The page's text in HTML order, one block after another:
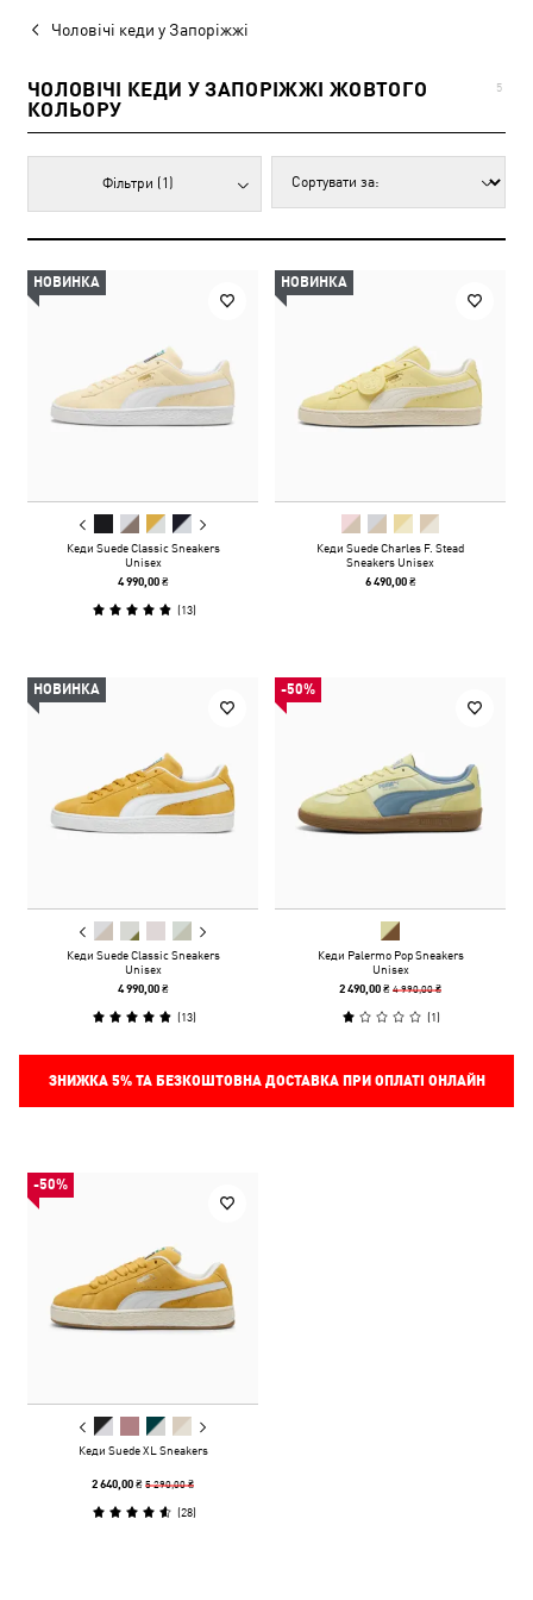
Чоловічі кеди у Запоріжжі
ЧОЛОВІЧІ КЕДИ У ЗАПОРІЖЖІ ЖОВТОГО
КОЛЬОРУ
5
Фільтри (1)
НОВИНКА
Кеди Suede Classic Sneakers
Unisex
4 990,00 ₴
(13)
НОВИНКА
Кеди Suede Charles F. Stead
Sneakers Unisex
6 490,00 ₴
НОВИНКА
Кеди Suede Classic Sneakers
Unisex
4 990,00 ₴
(13)
-50%
Кеди Palermo Pop Sneakers
Unisex
2 490,00 ₴4 990,00 ₴
(1)
ЗНИЖКА 5%ТА БЕЗКОШТОВНА ДОСТАВКА ПРИ ОПЛАТІ ОНЛАЙН
-50%
Кеди Suede XL Sneakers
2 640,00 ₴5 290,00 ₴
(28)